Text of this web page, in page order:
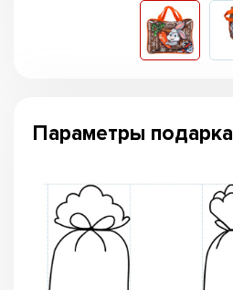
Параметры подарка